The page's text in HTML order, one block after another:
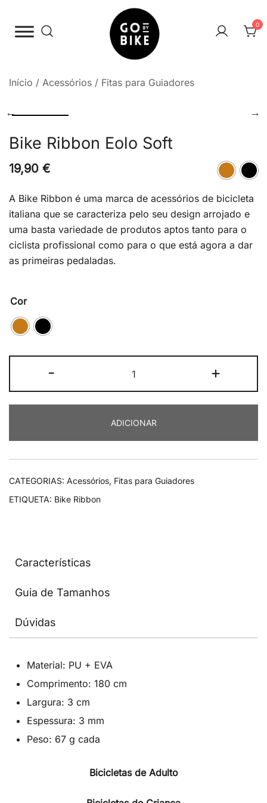
para
Go By Bike
0
Início / Acessórios / Fitas para Guiadores
Bike Ribbon Eolo Soft
19,90 €
A Bike Ribbon é uma marca de acessórios de bicicleta
italiana que se caracteriza pelo seu design arrojado e
uma basta variedade de produtos aptos tanto para o
ciclista profissional como para o que está agora a dar
as primeiras pedaladas.
Cor
-
de
Bike
Eolo
Soft
+
ADICIONAR
CATEGORIAS: Acessórios, Fitas para Guiadores
ETIQUETA: Bike Ribbon
Características
Guia de Tamanhos
Dúvidas
Material: PU + EVA
Comprimento: 180 cm
Largura: 3 cm
Espessura: 3 mm
Peso: 67 g cada
Bicicletas de Adulto